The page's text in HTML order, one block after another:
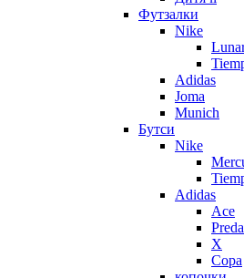
Футзалки
Nike
Adidas
Joma
Munich
Бутси
Nike
Adidas
Ace
X
Copa